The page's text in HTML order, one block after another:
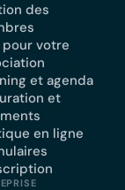
des
votre
et agenda
et
en ligne